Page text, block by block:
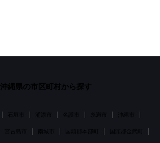
沖縄県 の市区町村から探す
石垣市 糸満市
宮古島市 南城市 国頭郡本部町 国頭郡金武町